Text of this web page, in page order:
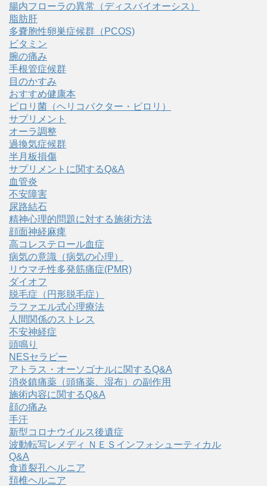
腸内フローラの異常（ディスバイオーシス）
脂肪肝
多嚢胞性卵巣症候群（PCOS)
ビタミン
腕の痛み
手根管症候群
目のかすみ
おすすめ健康本
ピロリ菌（ヘリコバクター・ピロリ）
サプリメント
オーラ調整
過換気症候群
半月板損傷
サプリメントに関するQ&A
血管炎
不安障害
尿路結石
精神心理的問題に対する施術方法
顔面神経麻痺
高コレステロール血症
病気の意識（病気の心理）
リウマチ性多発筋痛症(PMR)
ダイオフ
脱毛症（円形脱毛症）
ラファエル式心理療法
人間関係のストレス
不安神経症
頭鳴り
NESセラピー
アトラス・オーソゴナルに関するQ&A
消炎鎮痛薬（頭痛薬、湿布）の副作用
施術内容に関するQ&A
顔の痛み
手汗
新型コロナウイルス後遺症
波動転写レメディ ＮＥＳインフォシューティカル
Q&A
食道裂孔ヘルニア
頚椎ヘルニア